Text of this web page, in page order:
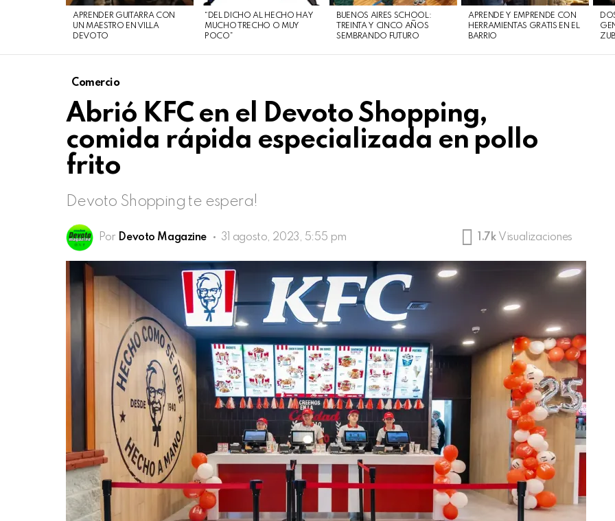
APRENDER GUITARRA CON
UN MAESTRO EN VILLA
DEVOTO
“DEL DICHO AL HECHO HAY
MUCHO TRECHO O MUY
POCO”
BUENOS AIRES SCHOOL:
TREINTA Y CINCO AÑOS
SEMBRANDO FUTURO
APRENDE Y EMPRENDE CON
HERRAMIENTAS GRATIS EN EL
BARRIO
Comercio
Abrió KFC en el Devoto Shopping,
comida rápida especializada en pollo
frito
Devoto Shopping te espera!
Por Devoto Magazine 31 agosto, 2023, 5:55 pm 1.7k Visualizaciones
agosto
2026